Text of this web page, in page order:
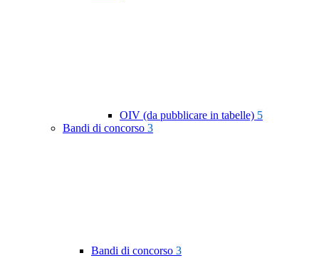
OIV (da pubblicare in tabelle) 5
Bandi di concorso 3
Bandi di concorso 3